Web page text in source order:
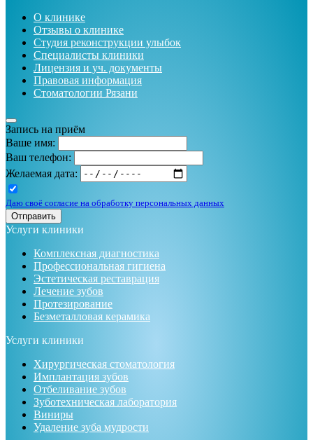
О клинике
Отзывы о клинике
Студия реконструкции улыбок
Специалисты клиники
Лицензия и уч. документы
Правовая информация
Стоматологии Рязани
Запись на приём
Ваше имя:
Ваш телефон:
Желаемая дата:
Даю своё согласие на обработку персональных данных
Отправить
Услуги клиники
Комплексная диагностика
Профессиональная гигиена
Эстетическая реставрация
Лечение зубов
Протезирование
Безметалловая керамика
Услуги клиники
Хирургическая стоматология
Имплантация зубов
Отбеливание зубов
Зуботехническая лаборатория
Виниры
Удаление зуба мудрости